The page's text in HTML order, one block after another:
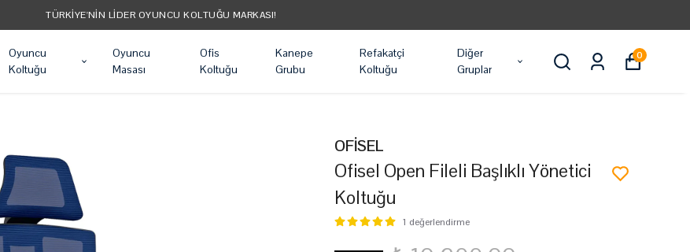
TÜM ÜRÜNLER ÜCRETSIZ KARGO
Oyuncu
Koltuğu
Oyuncu
Masası
Ofis
Koltuğu
Kanepe
Grubu
Refakatçi
Koltuğu
Diğer
Gruplar
0
OFİSEL
Ofisel Open Fileli Başlıklı Yönetici
Koltuğu
1 değerlendirme